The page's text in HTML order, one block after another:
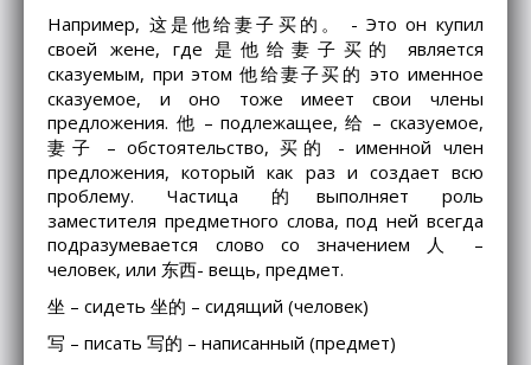
Например, 这是他给妻子买的。 - Это он купил
своей жене, где 是他给妻子买的 является
сказуемым, при этом 他给妻子买的 это именное
сказуемое, и оно тоже имеет свои члены
предложения. 他 – подлежащее, 给 – сказуемое,
妻子 – обстоятельство, 买的 - именной член
предложения, который как раз и создает всю
проблему. Частица 的выполняет роль
заместителя предметного слова, под ней всегда
подразумевается слово со значением 人 –
человек, или 东西- вещь, предмет.
坐 – сидеть 坐的 – сидящий (человек)
写 – писать 写的 – написанный (предмет)